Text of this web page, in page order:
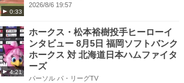
0:33
2026/8/6 19:57
4:21
ホークス・松本裕樹投手ヒーローイ
ンタビュー 8月5日 福岡ソフトバンク
ホークス 対 北海道日本ハムファイタ
ーズ
パーソル パ・リーグTV